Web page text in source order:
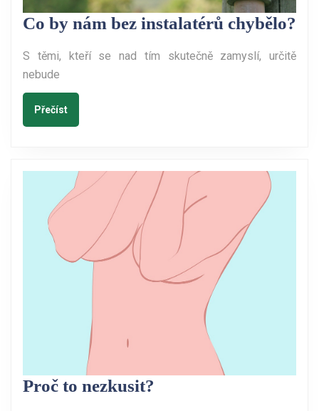
Co by nám bez instalatérů chybělo?
S těmi, kteří se nad tím skutečně zamyslí, určitě
nebude
PřečístPřečíst
Proč to nezkusit?